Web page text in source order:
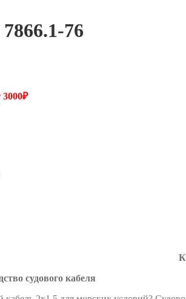
76
К
судового кабеля